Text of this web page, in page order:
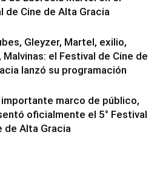
de Cine de Alta Gracia
Gleyzer, Martel, exilio,
el Festival de Cine de
lanzó su programación
importante marco de público,
oficialmente el 5° Festival
de Alta Gracia